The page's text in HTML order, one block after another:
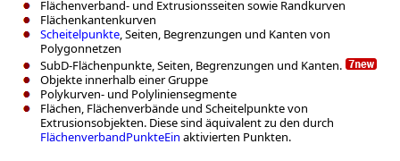
Flächenverband- und Extrusionsseiten sowie Randkurven
Flächenkantenkurven
Scheitelpunkte, Seiten, Begrenzungen und Kanten von
Polygonnetzen
SubD-Flächenpunkte, Seiten, Begrenzungen und Kanten.
Objekte innerhalb einer Gruppe
Polykurven- und Polyliniensegmente
Flächen, Flächenverbände und Scheitelpunkte von
Extrusionsobjekten. Diese sind äquivalent zu den durch
FlächenverbandPunkteEin aktivierten Punkten.